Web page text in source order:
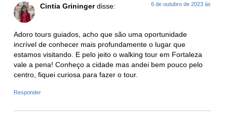
Cintia Grininger disse: 6 de outubro de 2023 às
Adoro tours guiados, acho que são uma oportunidade
incrível de conhecer mais profundamente o lugar que
estamos visitando. E pelo jeito o walking tour em Fortaleza
vale a pena! Conheço a cidade mas andei bem pouco pelo
centro, fiquei curiosa para fazer o tour.
Responder